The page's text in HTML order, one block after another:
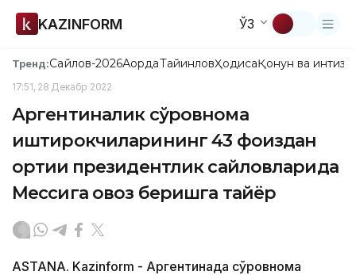
KAZINFORM ЎЗ
Тренд:Сайлов-2026АқордаТайинловҲодисаҚонун ва
17:51, 28 Декабр 2022
Аргентиналик сўровнома
иштирокчиларининг 43 фоиздан
ортиғи президентлик сайловларида
Мессига овоз беришга тайёр
ASTANА. Kazinform - Аргентинада сўровнома